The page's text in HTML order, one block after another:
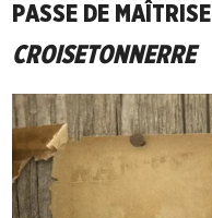
PASSE DE MAÎTRISE
CROISETONNERRE